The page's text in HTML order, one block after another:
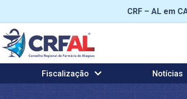
CRF – AL em
Fiscalização Notícias